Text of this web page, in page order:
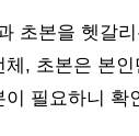
초본을 헷갈
체, 초본은 본
이 필요하니 확